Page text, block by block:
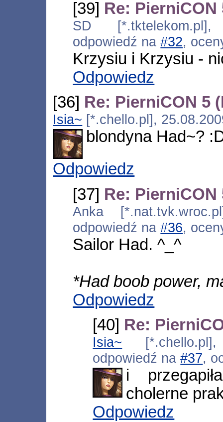
[39] Re: PierniCON
SD
odpowiedź na#32,
Krzysiu i Krzysiu -
Odpowiedz
[36] Re: PierniCON 5
Isia~ [*.chello.pl],
blondyna Had~?
Odpowiedz
[37] Re: PierniCON
Anka
odpowiedź na#36,
Sailor Had. ^_^
*Had boob power,
Odpowiedz
[40] Re:
Isia~
odpowiedź na#37,
i
cholerne
Odpowiedz